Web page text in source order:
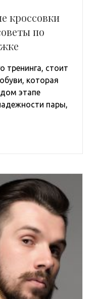
кроссовки
по
тренинга, стоит
которая
этапе
пары,